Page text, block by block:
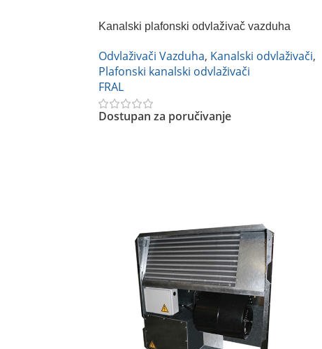
Kanalski plafonski odvlaživač vazduha
Odvlaživači Vazduha, Kanalski odvlaživači,
Plafonski kanalski odvlaživači
FRAL
Dostupan za poručivanje